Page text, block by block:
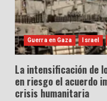
Guerra en Gaza Israel
La intensificación de
en riesgo el acuerdo
crisis humanitaria